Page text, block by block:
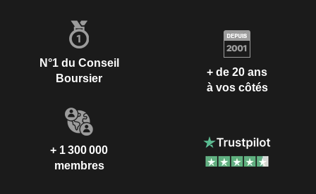
N°1 du Conseil
Boursier
+ de 20 ans
à vos côtés
+ 1 300 000
membres